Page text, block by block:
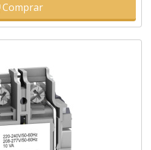
Comprar